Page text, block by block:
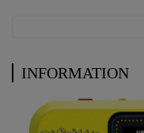
INFORMATION